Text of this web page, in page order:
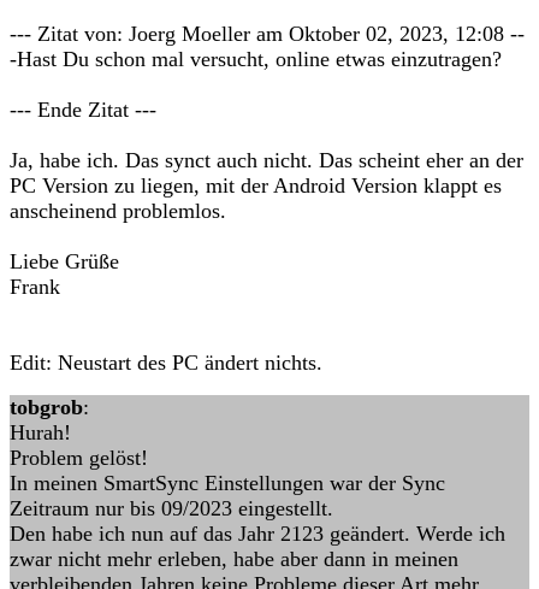
--- Zitat von: Joerg Moeller am Oktober 02, 2023, 12:08 --
-Hast Du schon mal versucht, online etwas einzutragen?
--- Ende Zitat ---
Ja, habe ich. Das synct auch nicht. Das scheint eher an der
PC Version zu liegen, mit der Android Version klappt es
anscheinend problemlos.
Liebe Grüße
Frank
Edit: Neustart des PC ändert nichts.
tobgrob:
Hurah!
Problem gelöst!
In meinen SmartSync Einstellungen war der Sync
Zeitraum nur bis 09/2023 eingestellt.
Den habe ich nun auf das Jahr 2123 geändert. Werde ich
zwar nicht mehr erleben, habe aber dann in meinen
verbleibenden Jahren keine Probleme dieser Art mehr.